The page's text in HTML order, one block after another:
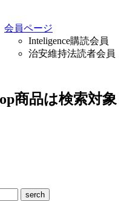
会員ページ
Inteligence購読会員
治安維持法読者会員
商品は検索対象
serch